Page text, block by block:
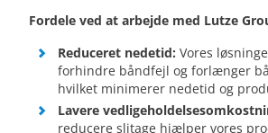
Fordele ved at arbejde med Lutze
Reduceret nedetid: Vores
forhindre båndfejl og forlænger
hvilket minimerer nedetid og
Lavere
reducere slitage hjælper vores